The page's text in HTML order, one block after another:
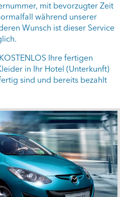
mit bevorzugter Zeit
während unserer
Wunsch ist dieser Service
Ihre fertigen
in Ihr Hotel (Unterkunft)
sind und bereits bezahlt